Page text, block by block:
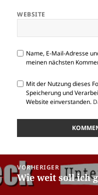
WEBSITE
Name, E-Mail-Adresse
meinen nächsten
Mit der Nutzung dieses
Speicherung und
Website einverstanden.
Beitragsnavigation
VORHERIGER
Vorheriger
Beitrag:
Wie weit soll ich